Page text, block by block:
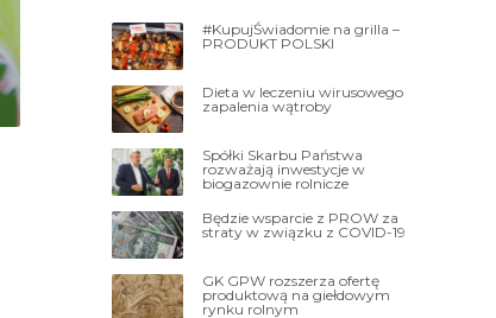
#KupujŚwiadomie na grilla –
PRODUKT POLSKI
Dieta w leczeniu wirusowego
zapalenia wątroby
Spółki Skarbu Państwa
rozważają inwestycje w
biogazownie rolnicze
Będzie wsparcie z PROW za
straty w związku z COVID-19
GK GPW rozszerza ofertę
produktową na giełdowym
rynku rolnym